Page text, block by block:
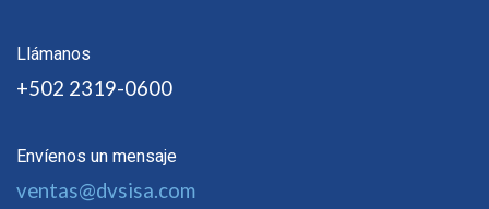
Llámanos
+502 2319-0600
Envíenos un mensaje
ventas@dvsisa.com